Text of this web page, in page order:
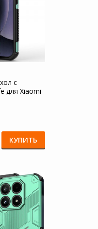
с
для Xiaomi
КУПИТЬ